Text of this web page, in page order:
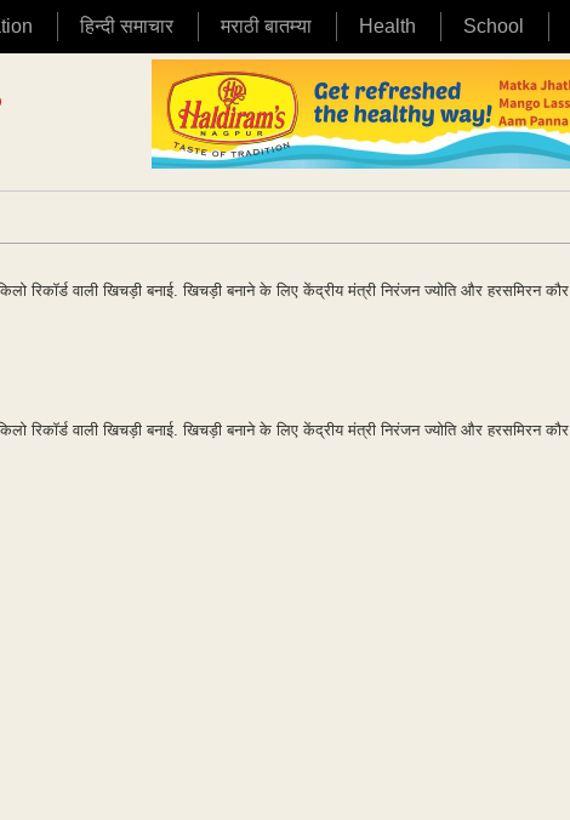
हिन्दी समाचार मराठी बातम्या Health School
रिकॉर्ड वाली खिचड़ी बनाई. खिचड़ी बनाने के लिए केंद्रीय मंत्री निरंजन ज्योति और हरसमिरन कौर
रिकॉर्ड वाली खिचड़ी बनाई. खिचड़ी बनाने के लिए केंद्रीय मंत्री निरंजन ज्योति और हरसमिरन कौर